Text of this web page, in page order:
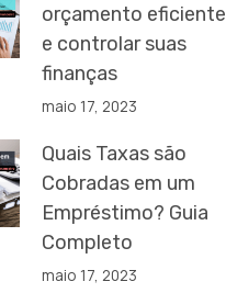
orçamento eficiente
e controlar suas
finanças
maio 17, 2023
Quais Taxas são
Cobradas em um
Empréstimo? Guia
Completo
maio 17, 2023